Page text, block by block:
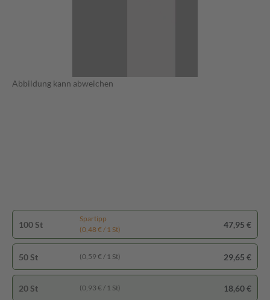
Abbildung kann abweichen
100 St
Spartipp
(0,48 € / 1 St)
47,95 €
50 St (0,59 € / 1 St) 29,65 €
20 St (0,93 € / 1 St) 18,60 €